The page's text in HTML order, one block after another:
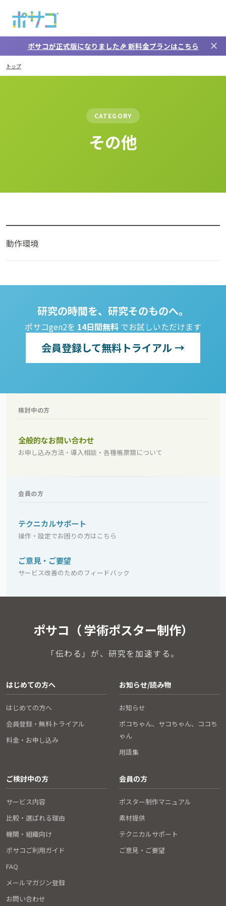
ポサコが正式版になりました🎉 新料金プランはこちら close
トップ
その他
CATEGORY
その他
動作環境
研究の時間を、研究そのものへ。
ポサコgen2を 14日間無料 でお試しいただけます
会員登録して無料トライアル →
検討中の方
全般的なお問い合わせ
お申し込み方法・導入相談・各種帳票類について
会員の方
テクニカルサポート
操作・設定でお困りの方はこちら
ご意見・ご要望
サービス改善のためのフィードバック
ポサコ（ 学術ポスター制作）
「伝わる」が、研究を加速する。
はじめての方へ
はじめての方へ
会員登録・無料トライアル
料金・お申し込み
お知らせ/読み物
お知らせ
ポコちゃん、サコちゃん、ココち
ゃん
用語集
ご検討中の方
サービス内容
比較・選ばれる理由
機関・組織向け
ポサコご利用ガイド
FAQ
メールマガジン登録
お問い合わせ
会員の方
ポスター制作マニュアル
素材提供
テクニカルサポート
ご意見・ご要望